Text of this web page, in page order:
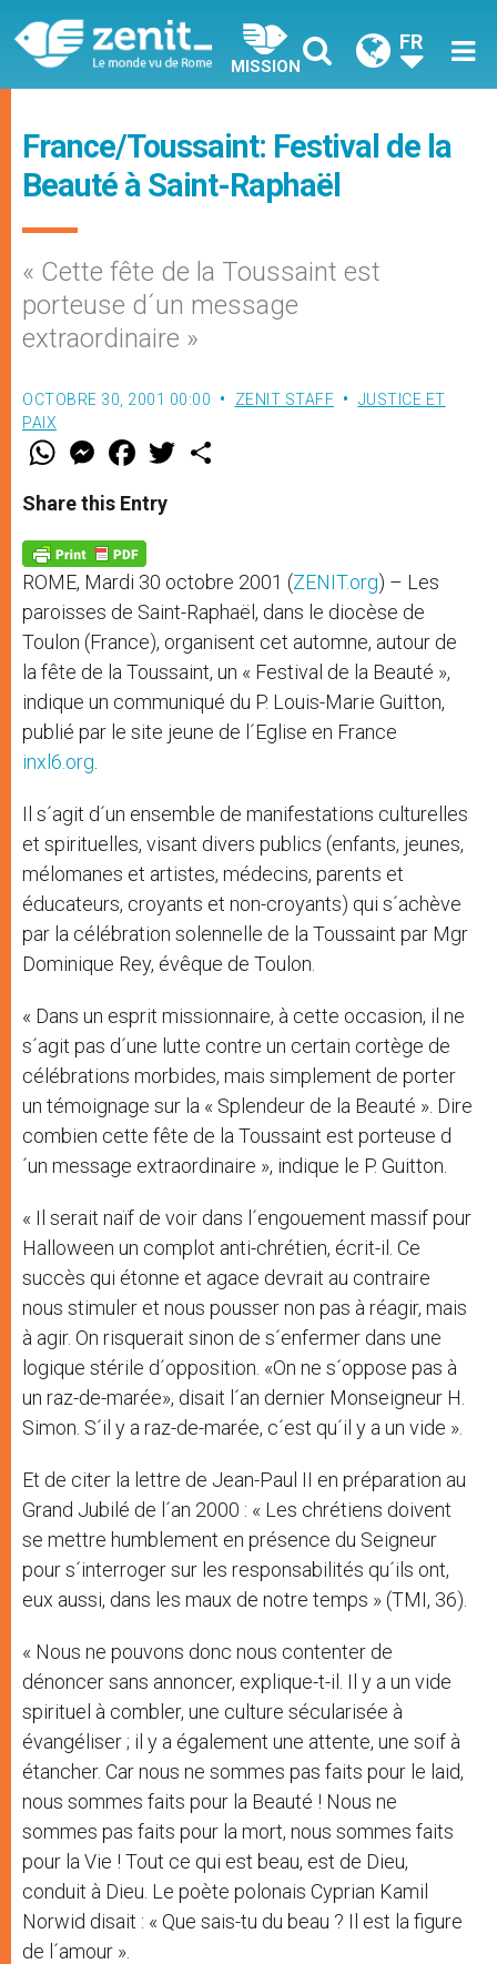
MISSION
FR
France/Toussaint: Festival de la
Beauté à Saint-Raphaël
« Cette fête de la Toussaint est
porteuse d´un message
extraordinaire »
OCTOBRE 30, 2001 00:00 ZENIT STAFF
JUSTICE ET
PAIX
W
t
s
p
p
M
e
s
e
g
e
r
F
a
e
b
o
k
w
Share this Entry
ROME, Mardi 30 octobre 2001 (ZENIT.org) – Les
paroisses de Saint-Raphaël, dans le diocèse de
Toulon (France), organisent cet automne, autour de
la fête de la Toussaint, un « Festival de la Beauté »,
indique un communiqué du P. Louis-Marie Guitton,
publié par le site jeune de l´Eglise en France
inxl6.org
Il s´agit d´un ensemble de manifestations culturelles
et spirituelles, visant divers publics (enfants, jeunes,
mélomanes et artistes, médecins, parents et
éducateurs, croyants et non-croyants) qui s´achève
par la célébration solennelle de la Toussaint par Mgr
Dominique Rey, évêque de Toulon.
« Dans un esprit missionnaire, à cette occasion, il ne
s´agit pas d´une lutte contre un certain cortège de
célébrations morbides, mais simplement de porter
un témoignage sur la « Splendeur de la Beauté ». Dire
combien cette fête de la Toussaint est porteuse d
´un message extraordinaire », indique le P. Guitton.
« Il serait naïf de voir dans l´engouement massif pour
Halloween un complot anti-chrétien, écrit-il. Ce
succès qui étonne et agace devrait au contraire
nous stimuler et nous pousser non pas à réagir, mais
à agir. On risquerait sinon de s´enfermer dans une
logique stérile d´opposition. «On ne s´oppose pas à
un raz-de-marée», disait l´an dernier Monseigneur H.
Simon. S´il y a raz-de-marée, c´est qu´il y a un vide ».
Et de citer la lettre de Jean-Paul II en préparation au
Grand Jubilé de l´an 2000 : « Les chrétiens doivent
se mettre humblement en présence du Seigneur
pour s´interroger sur les responsabilités qu´ils ont,
eux aussi, dans les maux de notre temps » (TMI, 36).
« Nous ne pouvons donc nous contenter de
dénoncer sans annoncer, explique-t-il. Il y a un vide
spirituel à combler, une culture sécularisée à
évangéliser ; il y a également une attente, une soif à
étancher. Car nous ne sommes pas faits pour le laid,
nous sommes faits pour la Beauté ! Nous ne
sommes pas faits pour la mort, nous sommes faits
pour la Vie ! Tout ce qui est beau, est de Dieu,
conduit à Dieu. Le poète polonais Cyprian Kamil
Norwid disait : « Que sais-tu du beau ? Il est la figure
de l´amour ».